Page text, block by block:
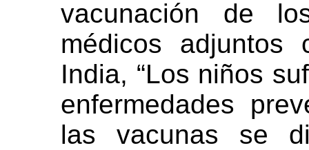
vacunación de
médicos
India, “Los niños
enfermedades
las vacunas se